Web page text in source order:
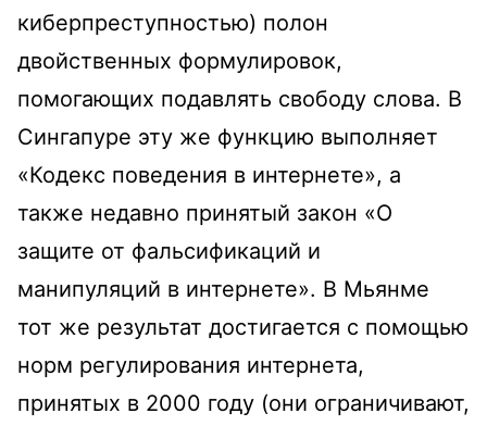
киберпреступностью) полон
двойственных формулировок,
помогающих подавлять свободу слова. В
Сингапуре эту же функцию выполняет
«Кодекс поведения в интернете», а
также недавно принятый закон «О
защите от фальсификаций и
манипуляций в интернете». В Мьянме
тот же результат достигается с помощью
норм регулирования интернета,
принятых в 2000 году (они ограничивают,